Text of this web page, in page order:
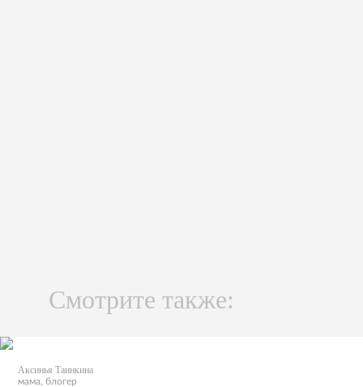
Смотрите также:
Аксинья Таинкина
мама, блогер